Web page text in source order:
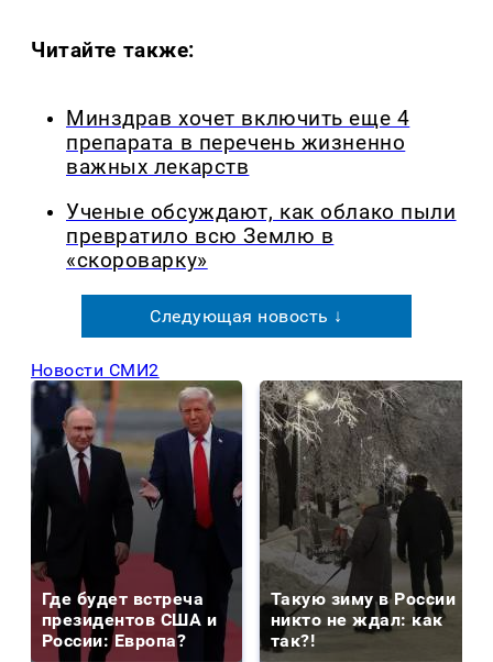
Читайте также:
Минздрав хочет включить еще 4
препарата в перечень жизненно
важных лекарств
Ученые обсуждают, как облако пыли
превратило всю Землю в
«скороварку»
Следующая новость ↓
Новости СМИ2
Где будет встреча
президентов США и
России: Европа?
Такую зиму в России
никто не ждал: как
так?!